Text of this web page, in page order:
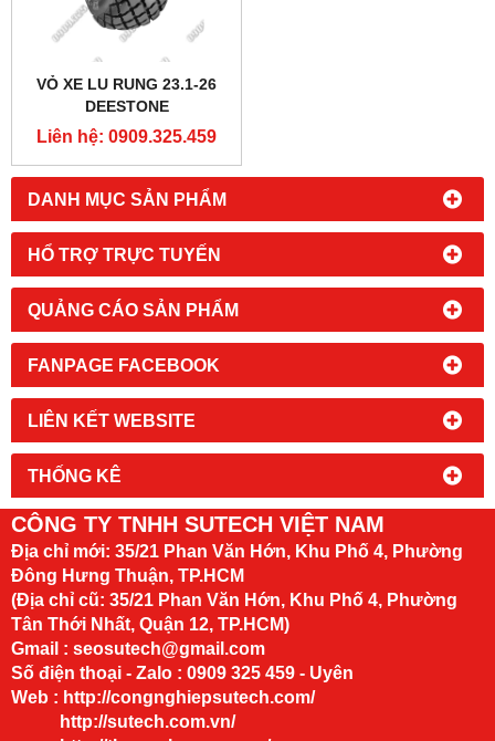
DANH MỤC SẢN PHẨM
HỔ TRỢ TRỰC TUYẾN
QUẢNG CÁO SẢN PHẨM
FANPAGE FACEBOOK
LIÊN KẾT WEBSITE
THỐNG KÊ
VỎ XE LU RUNG 23.1-26
DEESTONE
Liên hệ: 0909.325.459
CÔNG TY TNHH SUTECH VIỆT NAM
Địa chỉ mới: 35/21 Phan Văn Hớn, Khu Phố 4, Phường
Đông Hưng Thuận, TP.HCM
(Địa chỉ cũ: 35/21 Phan Văn Hớn, Khu Phố 4, Phường
Tân Thới Nhất, Quận 12, TP.HCM)
Gmail : seosutech@gmail.com
Số điện thoại - Zalo : 0909 325 459 - Uyên
Web : http://congnghiepsutech.com/
http://sutech.com.vn/